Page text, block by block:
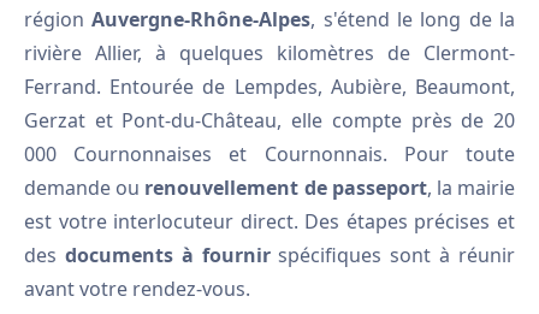
régionAuvergne-Rhône-Alpes, s'étend le long de la
rivière Allier, à quelques kilomètres de Clermont-
Ferrand. Entourée de Lempdes, Aubière, Beaumont,
Gerzat et Pont-du-Château, elle compte près de 20
000 Cournonnaises et Cournonnais. Pour toute
demande ou renouvellement de passeport, la mairie
est votre interlocuteur direct. Des étapes précises et
des documents à fournirspécifiques sont à réunir
avant votre rendez-vous.